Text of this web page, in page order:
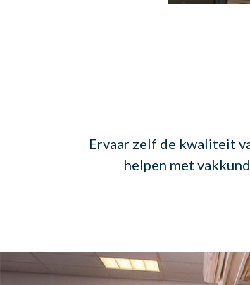
Ervaar zelf de kwaliteit
helpen met